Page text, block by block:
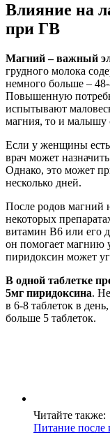
Влияние на
при ГВ
Магний – важный
грудного молока
немного больше –
Повышенную
испытывают
магния, то и малышу
Если у женщины есть
врач может
Однако, это может
несколько дней.
После родов магний
некоторых
витамин В6 или его
он помогает магнию
пиридоксин может
В одной таблетке
5мг пиридоксина.
в 6-8 таблеток в
больше 5 таблеток.
Читайте также:
Питание после